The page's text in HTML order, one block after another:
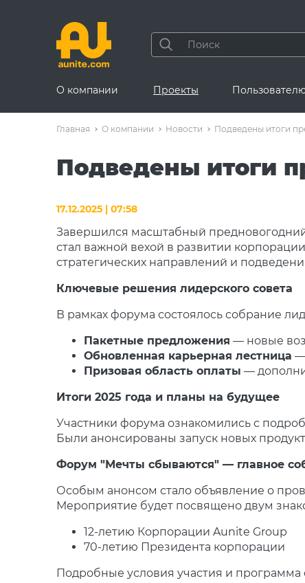
О компании Проекты
Главная О компании Новости Подведены итоги
Подведены итоги
17.12.2025 | 07:58
Завершился масштабный
стал важной вехой в развитии
стратегических направлений и
Ключевые решения лидерского совета
В рамках форума состоялось собрание
Пакетные предложения — новые
Обновленная карьерная лестница —
Призовая область оплаты —
Итоги 2025 года и планы на будущее
Участники форума ознакомились с
Были анонсированы запуск новых
Форум "Мечты сбываются" — главное
Особым анонсом стало объявление о
Мероприятие будет посвящено двум
12-летию Корпорации Aunite Group
70-летию Президента корпорации
Подробные условия участия и